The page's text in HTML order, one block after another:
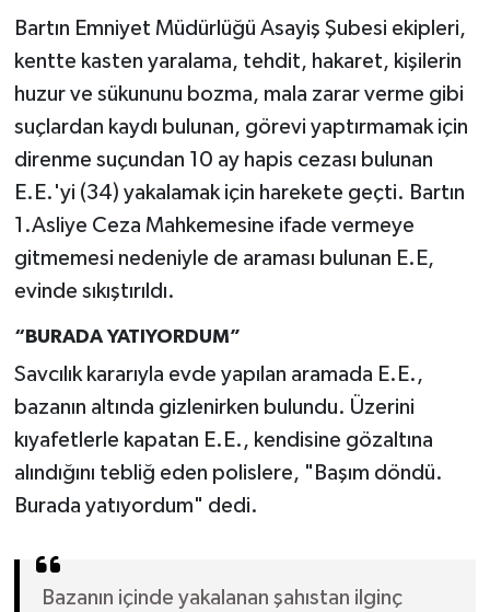
Bartın Emniyet Müdürlüğü Asayiş Şubesi ekipleri,
kentte kasten yaralama, tehdit, hakaret, kişilerin
huzur ve sükununu bozma, mala zarar verme gibi
suçlardan kaydı bulunan, görevi yaptırmamak için
direnme suçundan 10 ay hapis cezası bulunan
E.E.'yi (34) yakalamak için harekete geçti. Bartın
1.Asliye Ceza Mahkemesine ifade vermeye
gitmemesi nedeniyle de araması bulunan E.E,
evinde sıkıştırıldı.
“BURADA YATIYORDUM”
Savcılık kararıyla evde yapılan aramada E.E.,
bazanın altında gizlenirken bulundu. Üzerini
kıyafetlerle kapatan E.E., kendisine gözaltına
alındığını tebliğ eden polislere, "Başım döndü.
Burada yatıyordum" dedi.
Bazanın içinde yakalanan şahıstan ilginç